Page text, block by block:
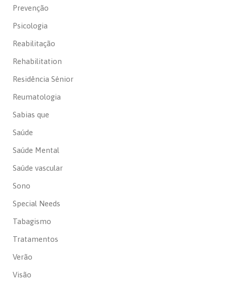
Prevenção
Psicologia
Reabilitação
Rehabilitation
Residência Sénior
Reumatologia
Sabias que
Saúde
Saúde Mental
Saúde vascular
Sono
Special Needs
Tabagismo
Tratamentos
Verão
Visão